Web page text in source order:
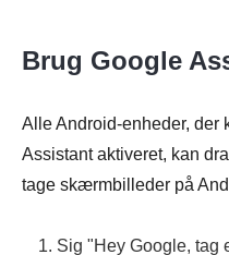
Brug Google
Alle Android-enheder, der
Assistant aktiveret, kan
tage skærmbilleder på
1. Sig "Hey Google,